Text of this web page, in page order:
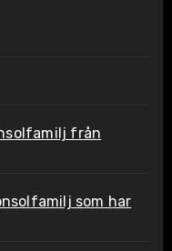
från
som har